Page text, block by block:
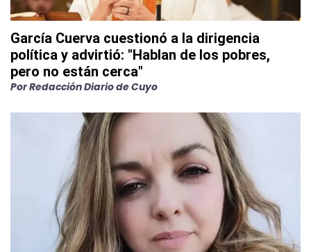
García Cuerva cuestionó a la dirigencia
política y advirtió: "Hablan de los pobres,
pero no están cerca"
PorRedacción Diario de Cuyo